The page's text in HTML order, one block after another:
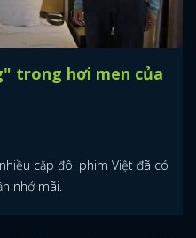
trong hơi men của
cặp đôi phim Việt đã có
nhớ mãi.